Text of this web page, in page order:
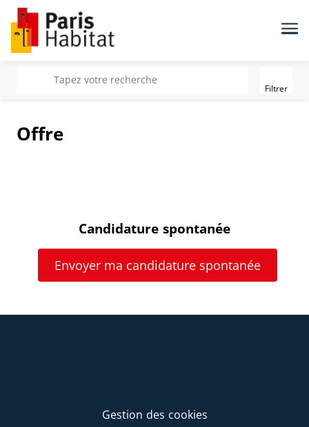
recherche
Tapez votre recherche
Filtrer
Offre
Candidature spontanée
Envoyer ma candidature spontanée
Gestion des cookies